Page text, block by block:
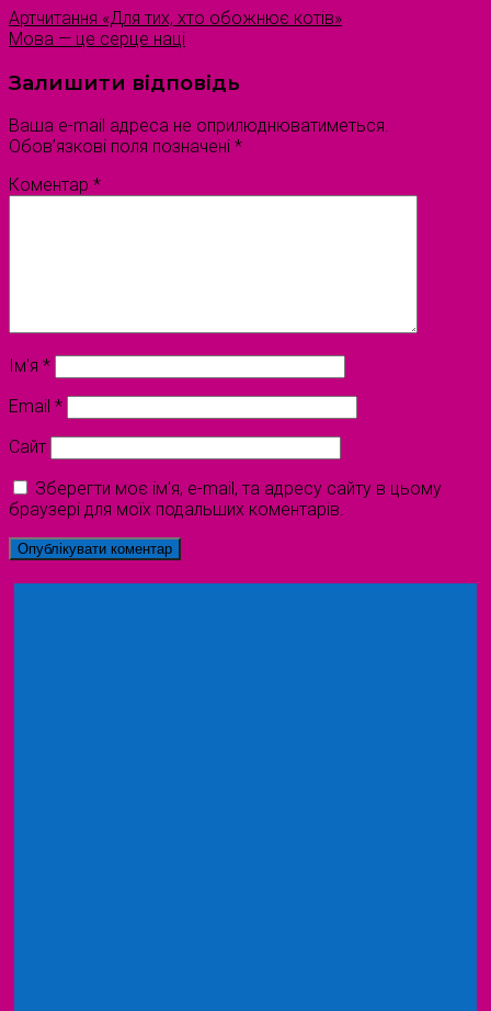
Артчитання «Для тих, хто обожнює котів»
Мова — це серце наці
Залишити відповідь
Ваша e-mail адреса не оприлюднюватиметься.
Обов’язкові поля позначені *
Коментар *
Ім'я *
Email *
Сайт
Зберегти моє ім'я, e-mail, та адресу сайту в цьому
браузері для моїх подальших коментарів.